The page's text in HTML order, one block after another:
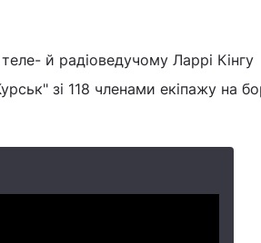
й радіоведучому Ларрі Кінгу
зі 118 членами екіпажу на